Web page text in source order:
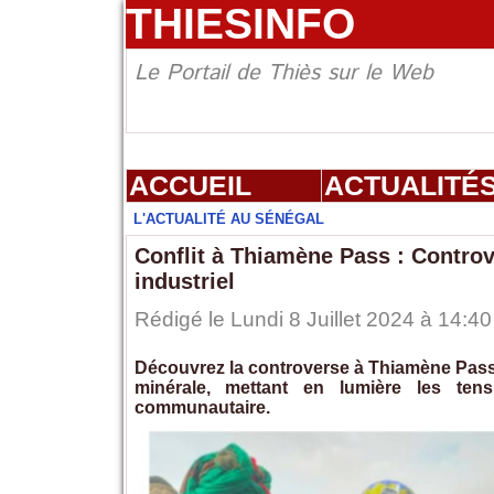
THIESINFO
Le Portail de Thiès sur le Web
ACCUEIL
L'ACTUALITÉ AU SÉNÉGAL
Conflit à Thiamène Pass :
industriel
Rédigé le Lundi 8 Juillet 2024 à
Découvrez la controverse à Thiamène
minérale, mettant en lumière les
communautaire.